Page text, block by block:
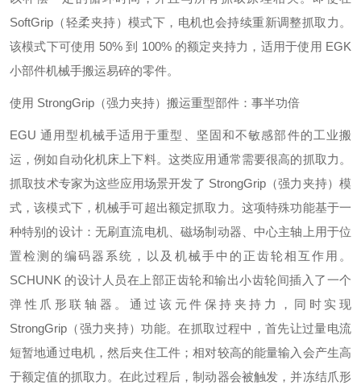
SoftGrip（轻柔夹持）模式下，电机也会持续重新调整抓取力。
该模式下可使用 50% 到 100% 的额定夹持力，适用于使用 EGK
小部件机械手搬运易碎的零件。
使用 StrongGrip（强力夹持）搬运重型部件：事半功倍
EGU 通用型机械手适用于重型、坚固和不敏感部件的工业搬
运，例如自动化机床上下料。这类应用通常需要很高的抓取力。
抓取技术专家为这些应用场景开发了 StrongGrip（强力夹持）模
式，该模式下，机械手可超出额定抓取力。这项特殊功能基于一
种特别的设计：无刷直流电机、磁场制动器、中心主轴上用于位
置检测的编码器系统，以及机械手中的正齿轮相互作用。
SCHUNK 的设计人员在上部正齿轮和输出小齿轮间插入了一个
弹性爪形联轴器。通过该元件保持夹持力，同时实现
StrongGrip（强力夹持）功能。在抓取过程中，首先让过量电流
短暂地通过电机，然后夹住工件；相对较高的能量输入会产生高
于额定值的抓取力。在此过程后，制动器会被触发，并冻结爪形